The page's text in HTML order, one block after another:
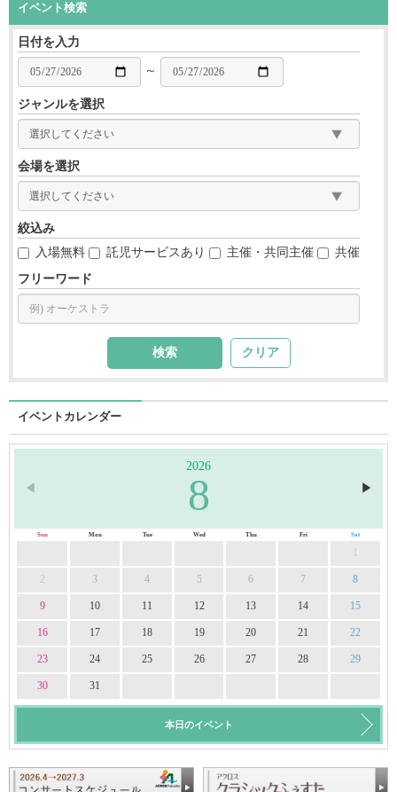
イベント検索
日付を入力
～
ジャンルを選択
会場を選択
絞込み
入場無料
託児サービスあり 主催・共同主催 共催
フリーワード
クリア
イベントカレンダー
◀︎
2026
8 ▶︎
Sun Mon Tue Wed Thu Fri Sat
1
2 3 4 5 6 7 8
9 10 11 12 13 14 15
16 17 18 19 20 21 22
23 24 25 26 27 28 29
30 31
本日のイベント